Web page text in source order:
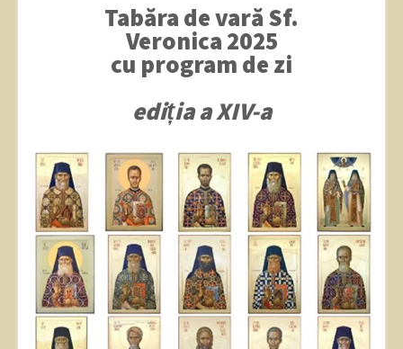
Tabăra de vară Sf.
Veronica 2025
cu program de zi
ediția a XIV-a